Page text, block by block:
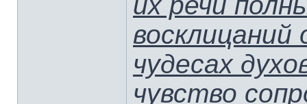
чудесах
чувство